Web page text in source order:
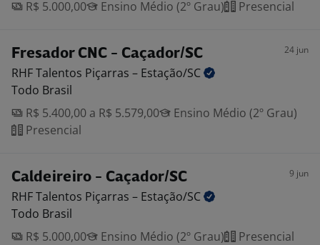
R$ 5.000,00
Ensino Médio (2º Grau) Presencial
Fresador CNC - Caçador/SC 24 jun
RHF Talentos Piçarras – Estação/SC
Todo Brasil
R$ 5.400,00 a R$ 5.579,00
Ensino Médio (2º Grau)
Presencial
Caldeireiro - Caçador/SC 9 jun
RHF Talentos Piçarras – Estação/SC
Todo Brasil
R$ 5.000,00
Ensino Médio (2º Grau) Presencial